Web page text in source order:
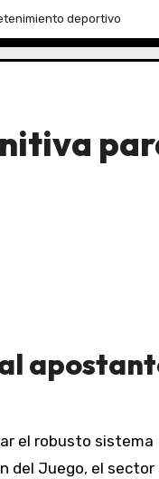
deportivo
el robusto sistema
del Juego, el sector